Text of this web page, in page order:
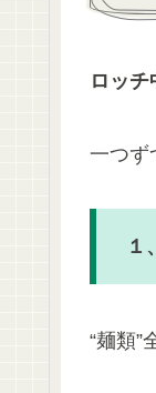
ロッ
一つず
１
“麺類”